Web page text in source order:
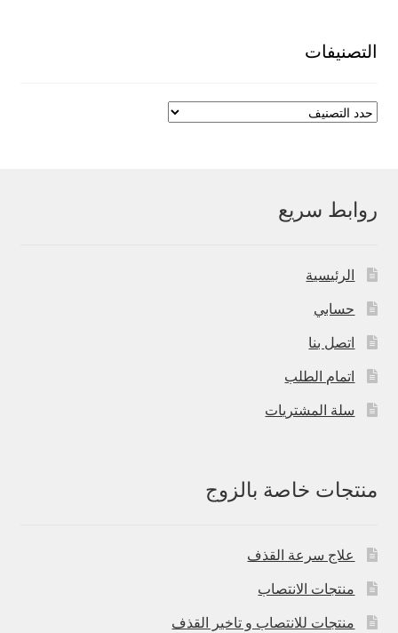
التصنيفات
روابط سريع
الرئيسية
حسابي
اتصل بنا
اتمام الطلب
سلة المشتريات
منتجات خاصة بالزوج
علاج سرعة القذف
منتجات الانتصاب
منتجات للانتصاب و تاخير القذف